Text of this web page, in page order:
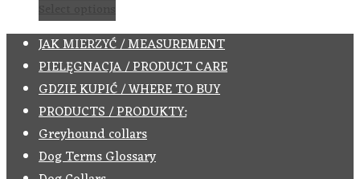
JAK MIERZYĆ / MEASUREMENT
PIELĘGNACJA / PRODUCT CARE
GDZIE KUPIĆ / WHERE TO BUY
PRODUCTS / PRODUKTY:
Greyhound collars
Dog Terms Glossary